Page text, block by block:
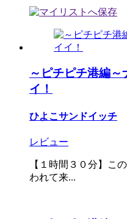
～ピチピチ港編
イ！
ひよこサンドイッチ
レビュー
【１時間３０分】こ
われて来...